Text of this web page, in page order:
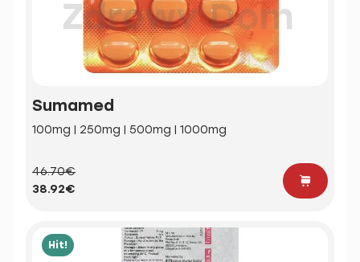
Sumamed
100mg | 250mg | 500mg | 1000mg
46.70€
38.92€
Hit!